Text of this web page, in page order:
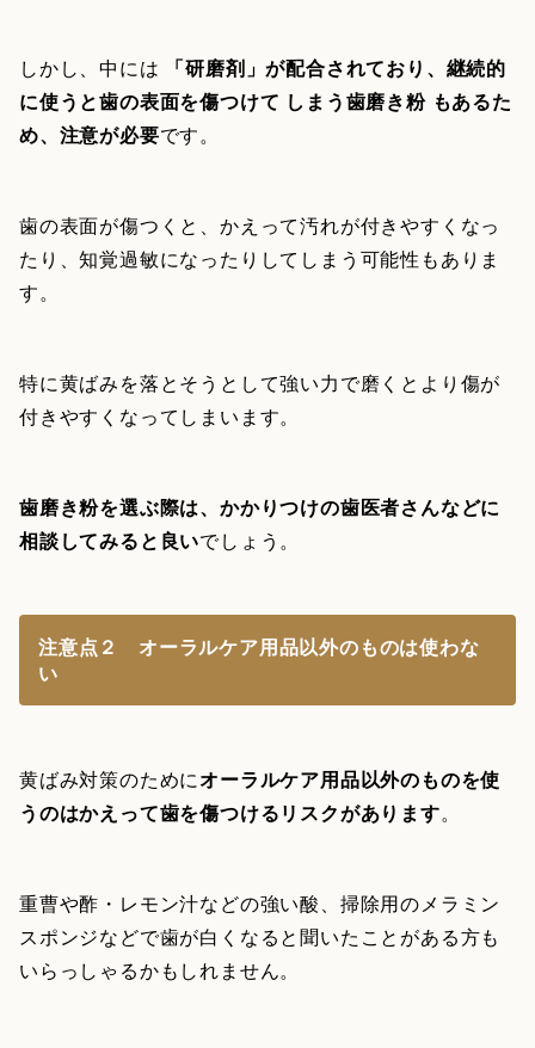
しかし、中には
「研磨剤」が配合されており、継続的
に使うと歯の表面を傷つけて しまう歯磨き粉 もあるた
め、注意が必要です。
歯の表面が傷つくと、かえって汚れが付きやすくなっ
たり、知覚過敏になったりしてしまう可能性もありま
す。
特に黄ばみを落とそうとして強い力で磨くとより傷が
付きやすくなってしまいます。
歯磨き粉を選ぶ際は、かかりつけの歯医者さんなどに
相談してみると良いでしょう。
注意点２ オーラルケア用品以外のものは使わな
い
黄ばみ対策のためにオーラルケア用品以外のものを使
うのはかえって歯を傷つけるリスクがあります。
重曹や酢・レモン汁などの強い酸、掃除用のメラミン
スポンジなどで歯が白くなると聞いたことがある方も
いらっしゃるかもしれません。